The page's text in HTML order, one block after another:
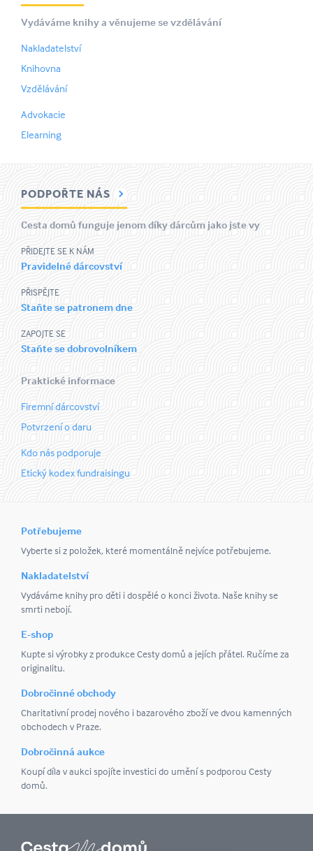
Vydáváme knihy a věnujeme se vzdělávání
Nakladatelství
Knihovna
Vzdělávání
Advokacie
Elearning
PODPOŘTE NÁS
Cesta domů funguje jenom díky dárcům jako jste vy
PŘIDEJTE SE K NÁM
Pravidelné dárcovství
PŘISPĚJTE
Staňte se patronem dne
ZAPOJTE SE
Staňte se dobrovolníkem
Praktické informace
Firemní dárcovství
Potvrzení o daru
Kdo nás podporuje
Etický kodex fundraisingu
Potřebujeme
Vyberte si z položek, které momentálně nejvíce potřebujeme.
Nakladatelství
Vydáváme knihy pro děti i dospělé o konci života. Naše knihy se
smrti nebojí.
E-shop
Kupte si výrobky z produkce Cesty domů a jejích přátel. Ručíme za
originalitu.
Dobročinné obchody
Charitativní prodej nového i bazarového zboží ve dvou kamenných
obchodech v Praze.
Dobročinná aukce
Koupí díla v aukci spojíte investici do umění s podporou Cesty
domů.